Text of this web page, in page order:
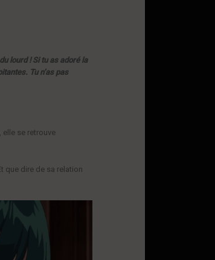
lourd ! Si tu as adoré la
Tu n’as pas
se retrouve
que dire de sa relation